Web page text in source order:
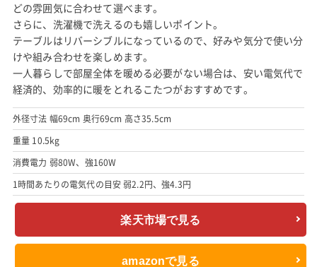
どの雰囲気に合わせて選べます。
さらに、洗濯機で洗えるのも嬉しいポイント。
テーブルはリバーシブルになっているので、好みや気分で使い分
けや組み合わせを楽しめます。
一人暮らしで部屋全体を暖める必要がない場合は、安い電気代で
経済的、効率的に暖をとれるこたつがおすすめです。
外径寸法 幅69cm 奥行69cm 高さ35.5cm
重量 10.5kg
消費電力 弱80W、強160W
1時間あたりの電気代の目安 弱2.2円、強4.3円
楽天市場で見る
amazonで見る